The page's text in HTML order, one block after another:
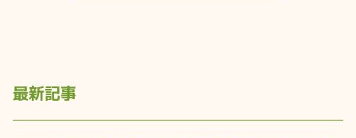
最新記事